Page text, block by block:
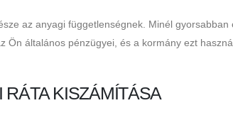
az anyagi függetlenségnek. Minél
Ön általános pénzügyei, és a kormány ezt
RÁTA KISZÁMÍTÁSA